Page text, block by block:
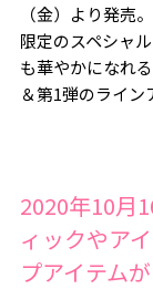
（金）より発売
限定のスペシャ
も華やかになれ
＆第1弾のライン
2020年10月
ィックやア
プアイテム